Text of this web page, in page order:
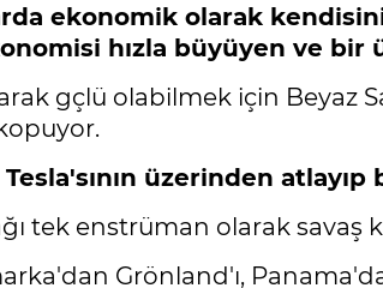
ekonomik olarak
hızla büyüyen ve
gçlü olabilmek için Beyaz
Tesla'sının üzerinden
tek enstrüman olarak savaş
Grönland'ı,